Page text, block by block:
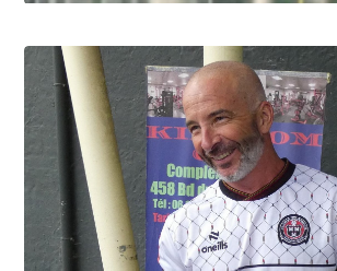
Pau cup, au bout du suspens!
10.8.2026